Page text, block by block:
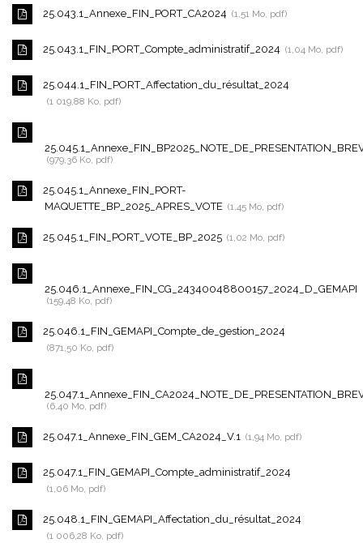
25.043.1_Annexe_FIN_PORT_CA2024 1,51 Mo, pdf
25.043.1_FIN_PORT_Compte_administratif_2024 1,04 Mo, pdf
25.044.1_FIN_PORT_Affectation_du_résultat_2024
1 019,88 Ko, pdf
979,36 Ko, pdf
25.045.1_Annexe_FIN_PORT-
MAQUETTE_BP_2025_APRES_VOTE
1,45 Mo, pdf
25.045.1_FIN_PORT_VOTE_BP_2025 1,02 Mo, pdf
25.046.1_Annexe_FIN_CG_24340048800157_2024_D_GEMAPI
159,48 Ko, pdf
25.046.1_FIN_GEMAPI_Compte_de_gestion_2024
871,50 Ko, pdf
6,40 Mo, pdf
25.047.1_Annexe_FIN_GEM_CA2024_V.1 1,94 Mo, pdf
25.047.1_FIN_GEMAPI_Compte_administratif_2024
1,06 Mo, pdf
25.048.1_FIN_GEMAPI_Affectation_du_résultat_2024
1 006,28 Ko, pdf